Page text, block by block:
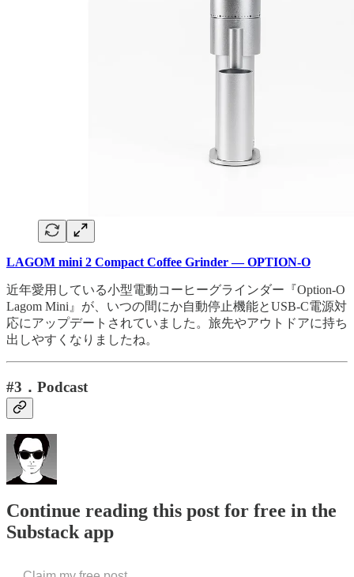
LAGOM mini 2 Compact Coffee Grinder — OPTION-O
近年愛用している小型電動コーヒーグラインダー『Option-O
Lagom Mini』が、いつの間にか自動停止機能とUSB-C電源対
応にアップデートされていました。旅先やアウトドアに持ち
出しやすくなりましたね。
#3．Podcast
Continue reading this post for free in the
Substack app